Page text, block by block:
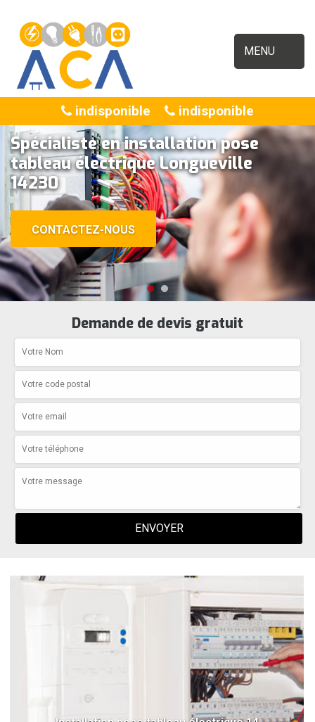
MENU
indisponible indisponible
Spécialiste en installation pose
tableau électrique Longueville
14230
CONTACTEZ-NOUS
Demande de devis gratuit